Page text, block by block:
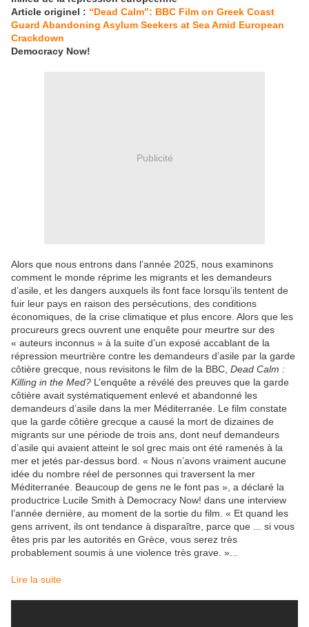
Article originel : “Dead Calm”: BBC Film on Greek Coast
Guard Abandoning Asylum Seekers at Sea Amid European
Crackdown
Democracy Now!
Publicité
Alors que nous entrons dans l’année 2025, nous examinons
comment le monde réprime les migrants et les demandeurs
d’asile, et les dangers auxquels ils font face lorsqu’ils tentent de
fuir leur pays en raison des persécutions, des conditions
économiques, de la crise climatique et plus encore. Alors que les
procureurs grecs ouvrent une enquête pour meurtre sur des
« auteurs inconnus » à la suite d’un exposé accablant de la
répression meurtrière contre les demandeurs d’asile par la garde
côtière grecque, nous revisitons le film de la BBC, Dead Calm :
Killing in the Med? L’enquête a révélé des preuves que la garde
côtière avait systématiquement enlevé et abandonné les
demandeurs d’asile dans la mer Méditerranée. Le film constate
que la garde côtière grecque a causé la mort de dizaines de
migrants sur une période de trois ans, dont neuf demandeurs
d’asile qui avaient atteint le sol grec mais ont été ramenés à la
mer et jetés par-dessus bord. « Nous n’avons vraiment aucune
idée du nombre réel de personnes qui traversent la mer
Méditerranée. Beaucoup de gens ne le font pas », a déclaré la
productrice Lucile Smith à Democracy Now! dans une interview
l’année dernière, au moment de la sortie du film. « Et quand les
gens arrivent, ils ont tendance à disparaître, parce que ... si vous
êtes pris par les autorités en Grèce, vous serez très
probablement soumis à une violence très grave. »...
Lire la suite